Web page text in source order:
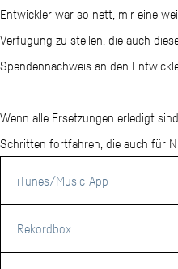
Entwickler war so nett, mir eine
Verfügung zu stellen, die auch
Spendennachweis an den
Wenn alle Ersetzungen erledigt
Schritten fortfahren, die auch für
iTunes/Music-App
Rekordbox